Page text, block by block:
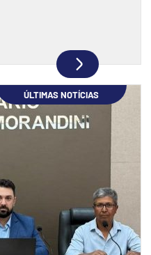
ÚLTIMAS NOTÍCIAS